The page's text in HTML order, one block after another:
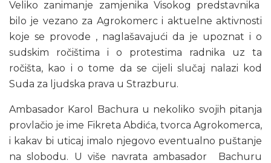
Veliko zanimanje zamjenika Visokog predstavnika
bilo je vezano za Agrokomerc i aktuelne aktivnosti
koje se provode , naglašavajući da je upoznat i o
sudskim ročištima i o protestima radnika uz ta
ročišta, kao i o tome da se cijeli slučaj nalazi kod
Suda za ljudska prava u Strazburu.
Ambasador Karol Bachura u nekoliko svojih pitanja
provlačio je ime Fikreta Abdića, tvorca Agrokomerca,
i kakav bi uticaj imalo njegovo eventualno puštanje
na slobodu. U više navrata ambasador Bachuru